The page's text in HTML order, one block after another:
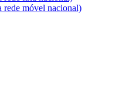
rede móvel nacional)